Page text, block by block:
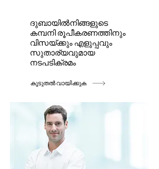
ദുബായിൽനിങ്ങളുടെ
കമ്പനി രൂപീകരണത്തിനും
വിസയ്ക്കും എളുപ്പവും
സുതാര്യവുമായ
നടപടിക്രമം
കൂടുതൽ വായിക്കുക